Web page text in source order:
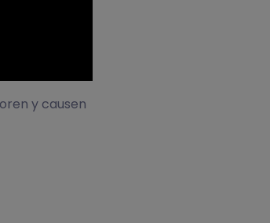
y causen